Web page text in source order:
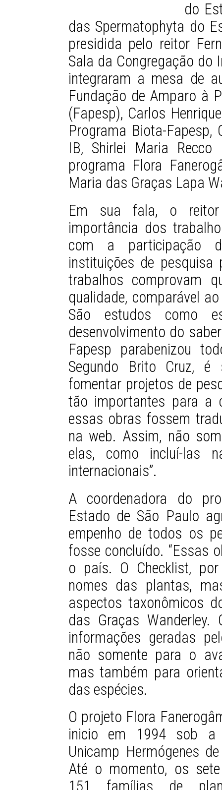
do
das Spermatophyta do
presidida pelo reitor
Sala da Congregação do
integraram a mesa de
Fundação de Amparo à
(Fapesp), Carlos
Programa Biota-
IB, Shirlei Maria
programa Flora
Maria das Graças Lapa
Em sua fala, o reitor
importância dos
com a participação
instituições de pesquisa
trabalhos comprovam
qualidade, comparável
São estudos como
desenvolvimento do
Fapesp parabenizou
Segundo Brito Cruz,
fomentar projetos de
tão importantes para a
essas obras fossem
na web. Assim, não
elas, como incluí-las
internacionais”.
A coordenadora do
Estado de São Paulo
empenho de todos os
fosse concluído. “Essas
o país. O Checklist,
nomes das plantas,
aspectos taxonômicos
das Graças
informações geradas
não somente para o
mas também para
das espécies.
O projeto Flora
inicio em 1994 sob a
Unicamp Hermógenes
Até o momento, os
151 famílias de